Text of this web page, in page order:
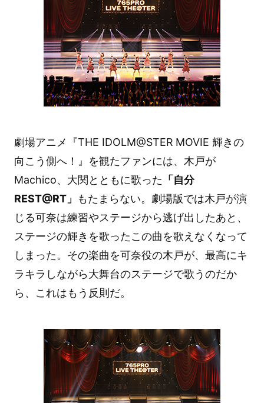
劇場アニメ『THE IDOLM@STER MOVIE 輝きの
向こう側へ！』を観たファンには、木戸が
Machico、大関とともに歌った 「自分
REST@RT」
もたまらない。劇場版では木戸が演
じる可奈は練習やステージから逃げ出したあと、
ステージの輝きを歌ったこの曲を歌えなくなって
しまった。その楽曲を可奈役の木戸が、最高にキ
ラキラしながら大舞台のステージで歌うのだか
ら、これはもう反則だ。